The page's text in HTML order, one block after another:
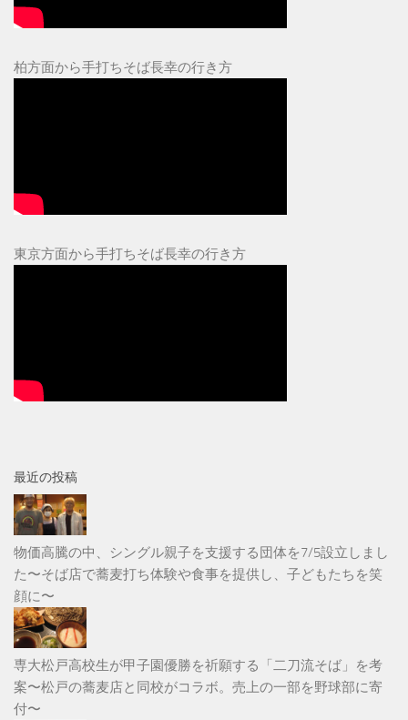
柏方面から手打ちそば長幸の行き方
東京方面から手打ちそば長幸の行き方
最近の投稿
物価高騰の中、シングル親子を支援する団体を7/5設立しまし
た〜そば店で蕎麦打ち体験や食事を提供し、子どもたちを笑
顔に〜
専大松戸高校生が甲子園優勝を祈願する「二刀流そば」を考
案〜松戸の蕎麦店と同校がコラボ。売上の一部を野球部に寄
付〜